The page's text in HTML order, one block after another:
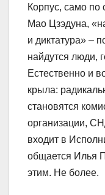
Корпус, само по
Мао Цзэдуна,
и диктатура» –
найдутся люди,
Естественно и
крыла:
становятся
организации,
входит в
общается Илья
этим. Не более.